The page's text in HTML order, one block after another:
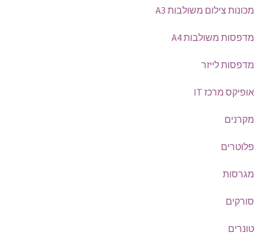
מכונות צילום משולבות A3
מדפסות משולבות A4
מדפסות לייזר
אופיקס מרכז IT
מקרנים
פלוטרים
מגרסות
סורקים
טונרים